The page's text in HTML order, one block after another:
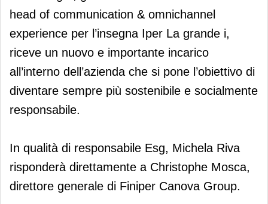
head of communication & omnichannel
experience per l’insegna Iper La grande i,
riceve un nuovo e importante incarico
all’interno dell’azienda che si pone l’obiettivo di
diventare sempre più sostenibile e socialmente
responsabile.
In qualità di responsabile Esg, Michela Riva
risponderà direttamente a Christophe Mosca,
direttore generale di Finiper Canova Group.